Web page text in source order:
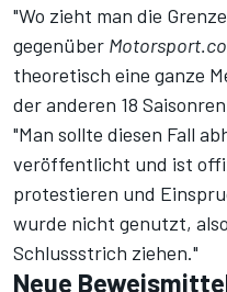
"Wo zieht man die
gegenüber
theoretisch eine ganze
der anderen 18
"Man sollte diesen Fall
veröffentlicht und ist
protestieren und
wurde nicht genutzt,
Schlussstrich ziehen."
Neue